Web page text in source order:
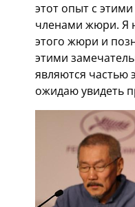
этот опыт с
членами жюри. Я
этого жюри и
этими
являются частью
ожидаю увидеть